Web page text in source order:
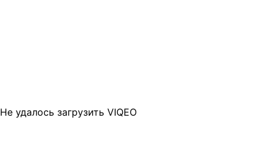
Не удалось загрузить VIQEO